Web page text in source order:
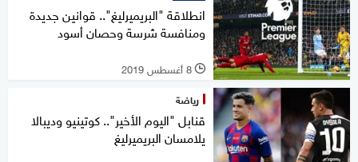
انطلاقة "البريميرليغ".. قوانين جديدة
ومنافسة شرسة وحصان أسود
l 8 أغسطس 2019
رياضة
قنابل "اليوم الأخير".. كوتينيو وديبالا
يلامسان البريميرليغ